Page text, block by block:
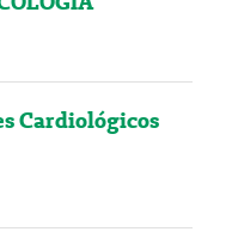
Cardiológicos